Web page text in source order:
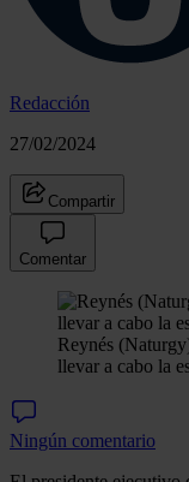
Redacción
27/02/2024
Compartir
Comentar
Reynés
llevar a cabo la
Ningún comentario